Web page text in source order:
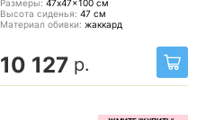
Размеры: 47x47x100 см
Высота сиденья: 47 см
Материал обивки: жаккард
10 127 р.